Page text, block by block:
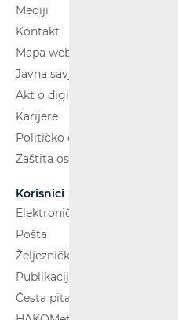
Mediji
Kontakt
Mapa weba
Javna savjetovanja
Akt o digitalnim uslugama
Karijere
Političko oglašavanje
Zaštita osobnih podataka
Korisnici
Elektroničke komunikacije
Pošta
Željeznički putnički prijevoz
Publikacije
Česta pitanja